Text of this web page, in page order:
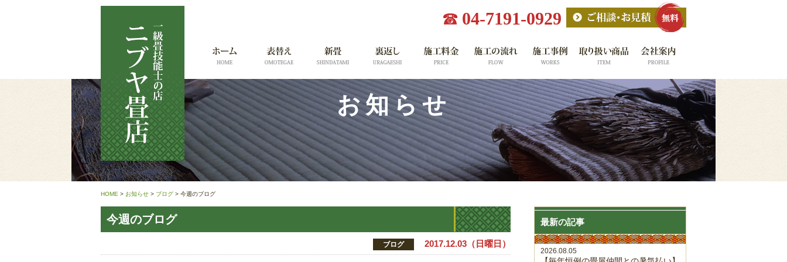
04-7191-0929
お知らせ
HOME > お知らせ > ブログ > 今週のブログ
今週のブログ
ブログ 2017.12.03（日曜日）
最新の記事
2026.08.05